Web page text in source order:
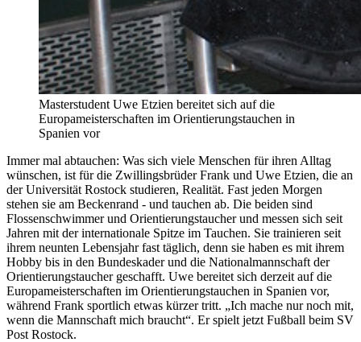
Masterstudent Uwe Etzien bereitet sich auf die
Europameisterschaften im Orientierungstauchen in
Spanien vor
Immer mal abtauchen: Was sich viele Menschen für ihren Alltag
wünschen, ist für die Zwillingsbrüder Frank und Uwe Etzien, die an
der Universität Rostock studieren, Realität. Fast jeden Morgen
stehen sie am Beckenrand - und tauchen ab. Die beiden sind
Flossenschwimmer und Orientierungstaucher und messen sich seit
Jahren mit der internationale Spitze im Tauchen. Sie trainieren seit
ihrem neunten Lebensjahr fast täglich, denn sie haben es mit ihrem
Hobby bis in den Bundeskader und die Nationalmannschaft der
Orientierungstaucher geschafft. Uwe bereitet sich derzeit auf die
Europameisterschaften im Orientierungstauchen in Spanien vor,
während Frank sportlich etwas kürzer tritt. „Ich mache nur noch mit,
wenn die Mannschaft mich braucht“. Er spielt jetzt Fußball beim SV
Post Rostock.